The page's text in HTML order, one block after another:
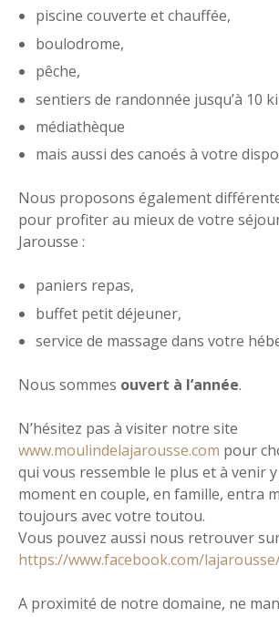
piscine couverte et chauffée,
boulodrome,
pêche,
sentiers de randonnée jusqu’à 10
médiathèque
mais aussi des canoés à votre
Nous proposons également
pour profiter au mieux de votre
Jarousse :
paniers repas,
buffet petit déjeuner,
service de massage dans votre
Nous sommes ouvert à l’année.
N’hésitez pas à visiter notre site
www.moulindelajarousse.com pour
qui vous ressemble le plus et à venir
moment en couple, en famille, entra
toujours avec votre toutou.
Vous pouvez aussi nous retrouver
https://www.facebook.com/
A proximité de notre domaine, ne